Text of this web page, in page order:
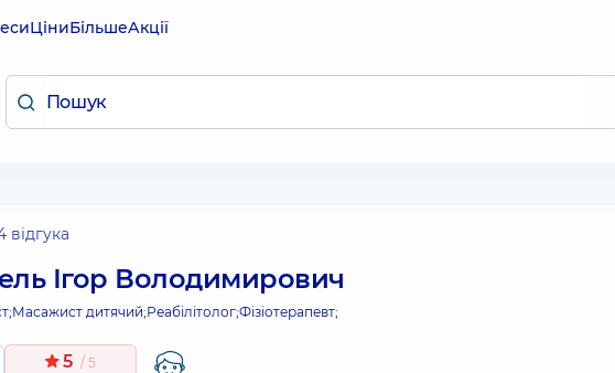
ЦіниБільшеАкції
відгука
Ігор Володимирович
Масажист дитячий;Реабілітолог;Фізіотерапевт;
5 / 5